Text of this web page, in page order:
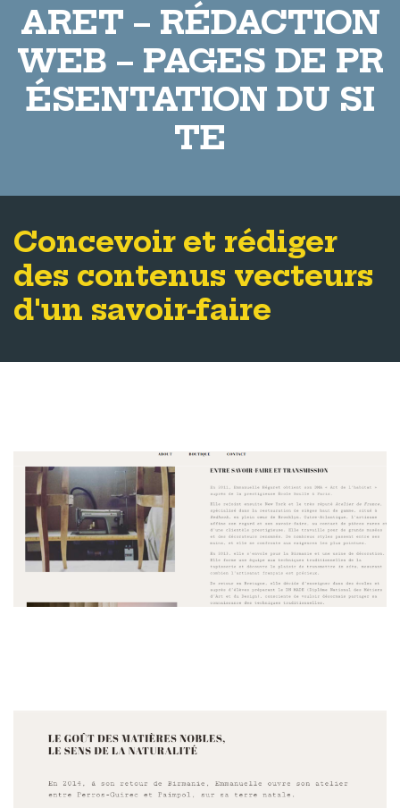
ARET – RÉDACTION
WEB – PAGES DE PR
ÉSENTATION DU SI
TE
Concevoir et rédiger
des contenus vecteurs
d'un savoir-faire